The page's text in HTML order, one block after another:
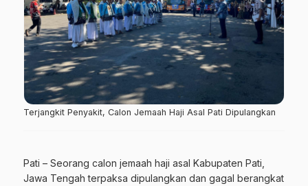
Terjangkit Penyakit, Calon Jemaah Haji Asal Pati Dipulangkan
Pati – Seorang calon jemaah haji asal Kabupaten Pati,
Jawa Tengah terpaksa dipulangkan dan gagal berangkat